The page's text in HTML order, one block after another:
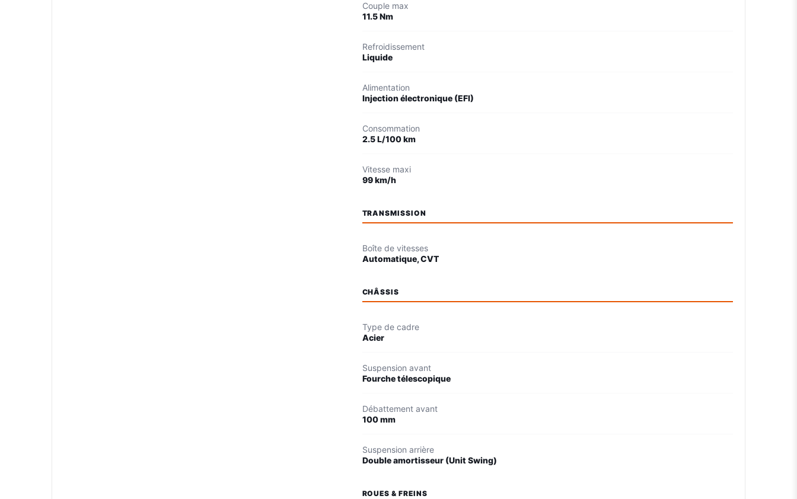
Couple max
11.5 Nm
Refroidissement
Liquide
Alimentation
Injection électronique (EFI)
Consommation
2.5 L/100 km
Vitesse maxi
99 km/h
TRANSMISSION
Boîte de vitesses
Automatique, CVT
CHÂSSIS
Type de cadre
Acier
Suspension avant
Fourche télescopique
Débattement avant
100 mm
Suspension arrière
Double amortisseur (Unit Swing)
ROUES & FREINS